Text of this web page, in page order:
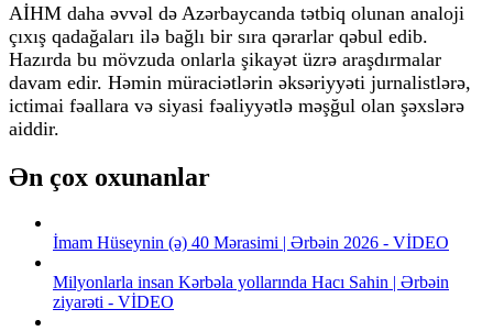
AİHM daha əvvəl də Azərbaycanda tətbiq olunan analoji
çıxış qadağaları ilə bağlı bir sıra qərarlar qəbul edib.
Hazırda bu mövzuda onlarla şikayət üzrə araşdırmalar
davam edir. Həmin müraciətlərin əksəriyyəti jurnalistlərə,
ictimai fəallara və siyasi fəaliyyətlə məşğul olan şəxslərə
aiddir.
Ən çox oxunanlar
İmam Hüseynin (ə) 40 Mərasimi | Ərbəin 2026 - VİDEO
Milyonlarla insan Kərbəla yollarında Hacı Sahin | Ərbəin
ziyarəti - VİDEO